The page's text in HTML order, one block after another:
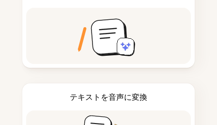
テキストを音声に変換